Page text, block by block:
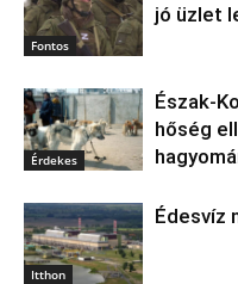
Fontos
jó üzlet
Érdekes
hőség
Itthon
Édesvíz